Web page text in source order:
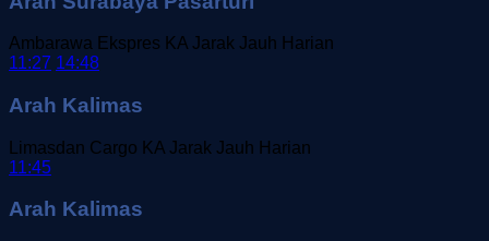
Ambarawa Ekspres KA Jarak Jauh Harian
11:27 14:48
Arah Kalimas
Limasdan Cargo KA Jarak Jauh Harian
11:45
Arah Kalimas